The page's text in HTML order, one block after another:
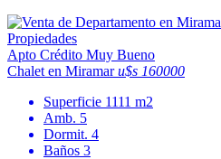
Apto Crédito Muy Bueno
Chalet en Miramaru$s 160000
Superficie 1111 m2
Amb. 5
Dormit. 4
Baños 3